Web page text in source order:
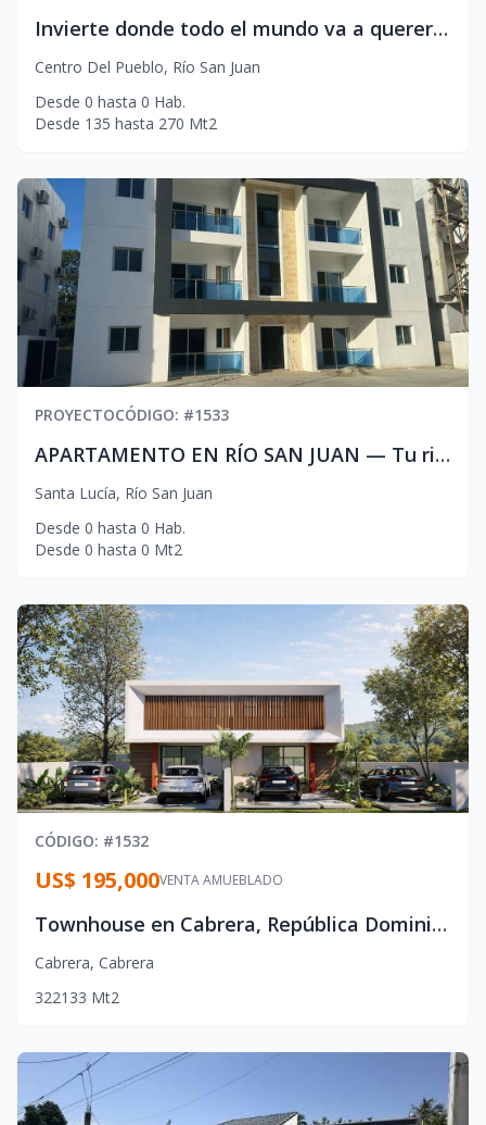
Invierte donde todo el mundo va a querer estar: Río San Juan
Centro Del Pueblo, Río San Juan
Desde 0 hasta 0 Hab.
Desde 135 hasta 270 Mt2
PROYECTOCÓDIGO: #1533
APARTAMENTO EN RÍO SAN JUAN — Tu rincón de paraíso en la costa norte
Santa Lucía, Río San Juan
Desde 0 hasta 0 Hab.
Desde 0 hasta 0 Mt2
CÓDIGO: #1532
VENTA AMUEBLADO
US$ 195,000
Townhouse en Cabrera, República Dominicana desde $195,000
Cabrera, Cabrera
322133 Mt2